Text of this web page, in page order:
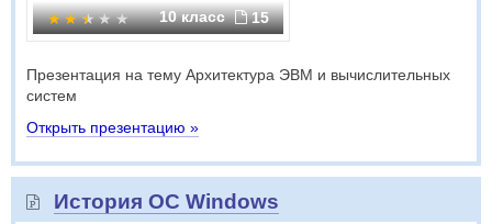
10 класс 15
Презентация на тему Архитектура ЭВМ и вычислительных
систем
Открыть презентацию »
История ОС Windows